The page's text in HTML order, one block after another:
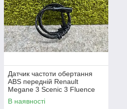
Датчик частоти обертання
ABS передній Renault
Megane 3 Scenic 3 Fluence
Duster Передній лівий правий
датчик ABS Рено 479109155R
В наявності